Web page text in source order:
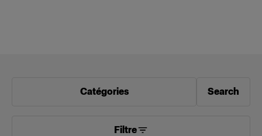
Catégories Search
Filtre